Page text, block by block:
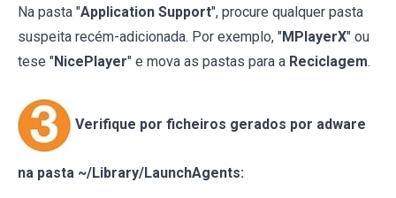
Na pasta "Application Support", procure qualquer pasta
suspeita recém-adicionada. Por exemplo, "MPlayerX" ou
tese "NicePlayer" e mova as pastas para a Reciclagem.
Verifique por ficheiros gerados por adware
na pasta ~/Library/LaunchAgents: